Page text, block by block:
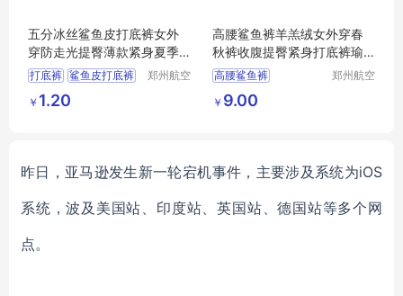
五分冰丝鲨鱼皮打底裤女外
穿防走光提臀薄款紧身夏季
健美瑜伽短裤
打底裤 鲨鱼皮打底裤
短裤
瑜伽短裤
郑州航空
￥ 1.20
高腰鲨鱼裤羊羔绒女外穿春
秋裤收腹提臀紧身打底裤瑜
伽芭比裤代发
高腰鲨鱼裤
羊羔绒女外穿春秋裤
收腹提臀紧身打底裤
郑州航空
￥ 9.00
昨日，亚马逊发生新一轮宕机事件，主要涉及系统为iOS
系统，波及美国站、印度站、英国站、德国站等多个网
点。